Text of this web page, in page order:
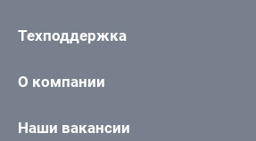
Техподдержка
О компании
Наши вакансии